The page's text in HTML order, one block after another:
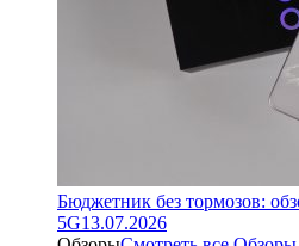
Бюджетник без тормозов:
5G13.07.2026